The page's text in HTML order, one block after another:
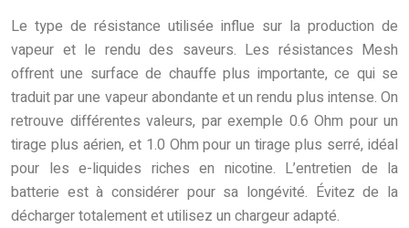
Le type de résistance utilisée influe sur la production de
vapeur et le rendu des saveurs. Les résistances Mesh
offrent une surface de chauffe plus importante, ce qui se
traduit par une vapeur abondante et un rendu plus intense. On
retrouve différentes valeurs, par exemple 0.6 Ohm pour un
tirage plus aérien, et 1.0 Ohm pour un tirage plus serré, idéal
pour les e-liquides riches en nicotine. L’entretien de la
batterie est à considérer pour sa longévité. Évitez de la
décharger totalement et utilisez un chargeur adapté.